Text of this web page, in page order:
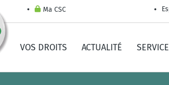
Ma CSC
VOS DROITS ACTUALITÉ